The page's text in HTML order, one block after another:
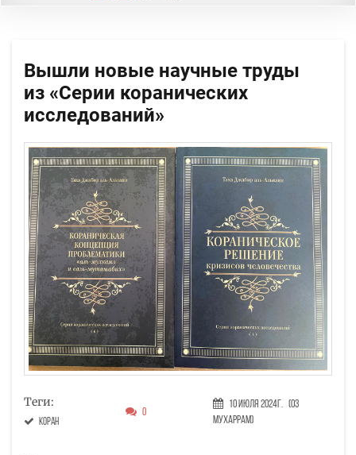
Вышли новые научные труды
из «Серии коранических
исследований»
Теги:
Коран
0
10 Июля 2024г. (03
Мухаррам)